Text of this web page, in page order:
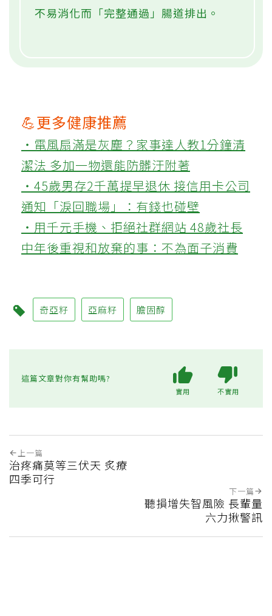
不易消化而「完整通過」腸道排出。
💪更多健康推薦
‧電風扇滿是灰塵？家事達人教1分鐘清
潔法 多加一物還能防髒汙附著
‧45歲男存2千萬提早退休 接信用卡公司
通知「淚回職場」：有錢也碰壁
‧用千元手機、拒絕社群網站 48歲社長
中年後重視和放棄的事：不為面子消費
奇亞籽 亞麻籽 膽固醇
這篇文章對你有幫助嗎?
實用 不實用
上一篇
治疼痛莫等三伏天 炙療
四季可行
下一篇
聽損增失智風險 長輩量
六力揪警訊